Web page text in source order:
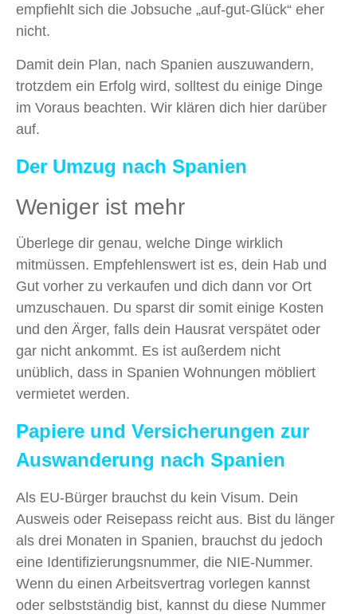
empfiehlt sich die Jobsuche „auf-gut-Glück“ eher
nicht.
Damit dein Plan, nach Spanien auszuwandern,
trotzdem ein Erfolg wird, solltest du einige Dinge
im Voraus beachten. Wir klären dich hier darüber
auf.
Der Umzug nach Spanien
Weniger ist mehr
Überlege dir genau, welche Dinge wirklich
mitmüssen. Empfehlenswert ist es, dein Hab und
Gut vorher zu verkaufen und dich dann vor Ort
umzuschauen. Du sparst dir somit einige Kosten
und den Ärger, falls dein Hausrat verspätet oder
gar nicht ankommt. Es ist außerdem nicht
unüblich, dass in Spanien Wohnungen möbliert
vermietet werden.
Papiere und Versicherungen zur
Auswanderung nach Spanien
Als EU-Bürger brauchst du kein Visum. Dein
Ausweis oder Reisepass reicht aus. Bist du länger
als drei Monaten in Spanien, brauchst du jedoch
eine Identifizierungsnummer, die NIE-Nummer.
Wenn du einen Arbeitsvertrag vorlegen kannst
oder selbstständig bist, kannst du diese Nummer